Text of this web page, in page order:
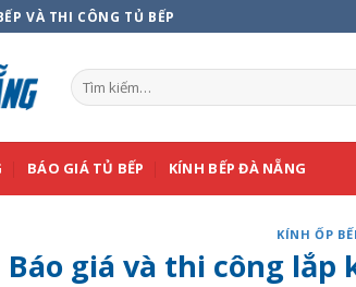
VÀ THI CÔNG TỦ BẾP
Tìm
kiếm:
BÁO GIÁ TỦ BẾP KÍNH BẾP ĐÀ NẴNG
KÍNH ỐP
Báo giá và thi công